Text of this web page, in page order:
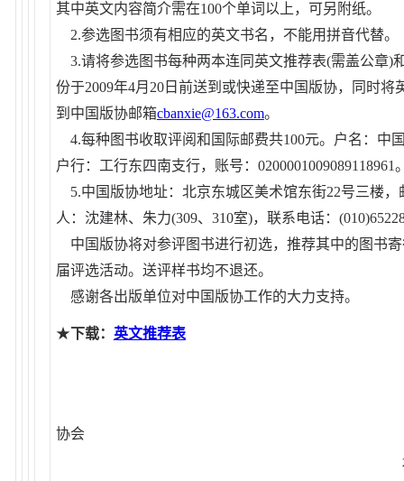
其中英文内容简介需在100个单词以上，可另附纸。
2.参选图书须有相应的英文书名，不能用拼音代替。
3.请将参选图书每种两本连同英文推荐表(需盖公章)
份于2009年4月20日前送到或快递至中国版协，同时将
到中国版协邮箱cbanxie@163.com。
4.每种图书收取评阅和国际邮费共100元。户名：中
户行：工行东四南支行，账号：0200001009089118961
5.中国版协地址：北京东城区美术馆东街22号三楼，
人：沈建林、朱力(309、310室)，联系电话：
中国版协将对参评图书进行初选，推荐其中的图书
届评选活动。送评样书均不退还。
感谢各出版单位对中国版协工作的大力支持。
★下载： 英文推荐表
协会
2009年3月